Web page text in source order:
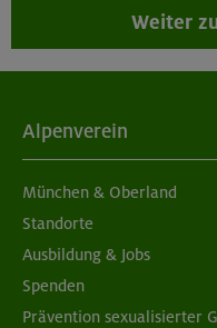
Weiter
Alpenverein
München & Oberland
Standorte
Ausbildung & Jobs
Spenden
Prävention sexualisierter